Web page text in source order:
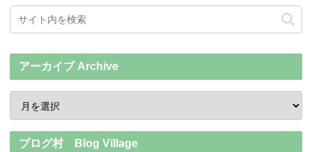
アーカイブ Archive
ブログ村 Blog Village